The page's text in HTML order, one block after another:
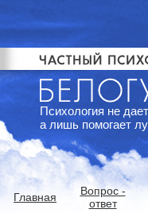
Психология не
а лишь помогает
Главная
Вопрос -
ответ